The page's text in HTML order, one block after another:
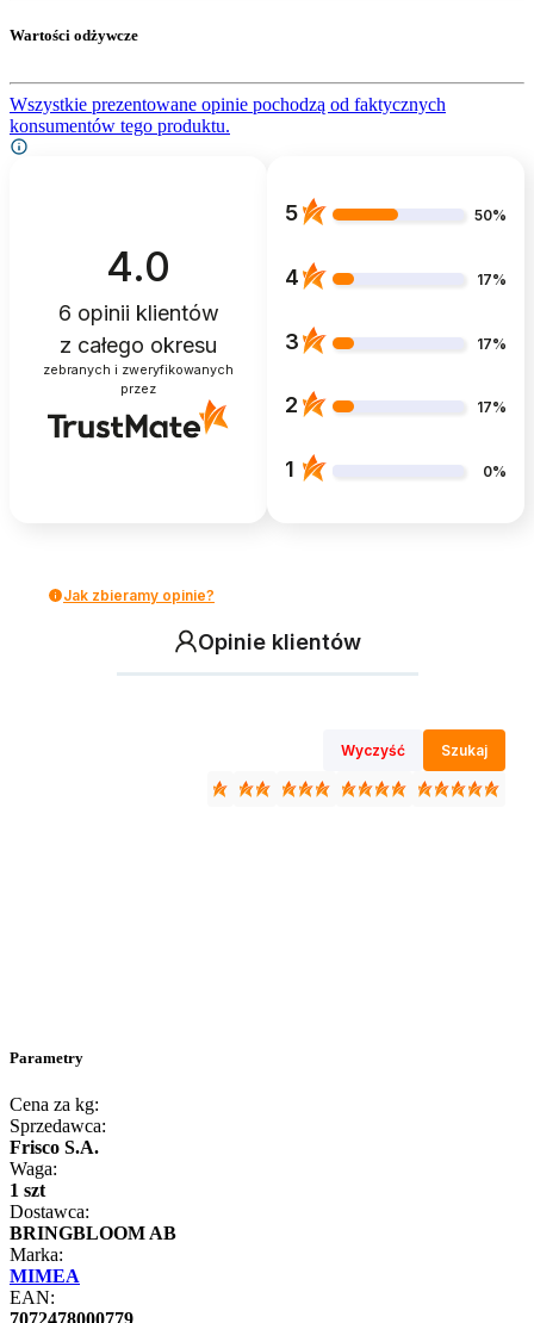
Wartości odżywcze
Wszystkie prezentowane opinie pochodzą od faktycznych
konsumentów tego produktu.
4.0
6 opinii klientów
z całego okresu
zebranych i zweryfikowanych
przez
5 50%
4 17%
3 17%
2 17%
1 0%
Jak zbieramy opinie?
Opinie klientów
Wyczyść Szukaj
Parametry
Cena za kg:
Sprzedawca:
Frisco S.A.
Waga:
1 szt
Dostawca:
BRINGBLOOM AB
Marka:
MIMEA
EAN:
7072478000779